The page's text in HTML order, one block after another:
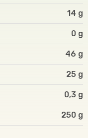
14 g
0 g
46 g
25 g
0,3 g
250